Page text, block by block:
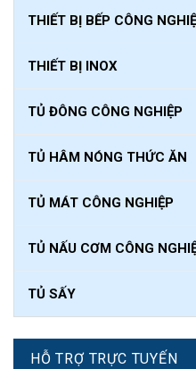
THIẾT BỊ BẾP CÔNG
THIẾT BỊ INOX
TỦ ĐÔNG CÔNG NGHIỆP
TỦ HÂM NÓNG THỨC ĂN
TỦ MÁT CÔNG NGHIỆP
TỦ NẤU CƠM CÔNG
TỦ SẤY
HỖ TRỢ TRỰC TUYẾN